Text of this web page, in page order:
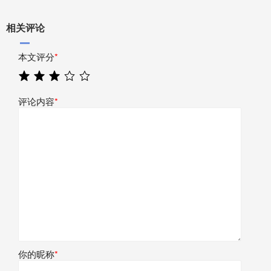
相关评论
本文评分*
评论内容*
你的昵称*